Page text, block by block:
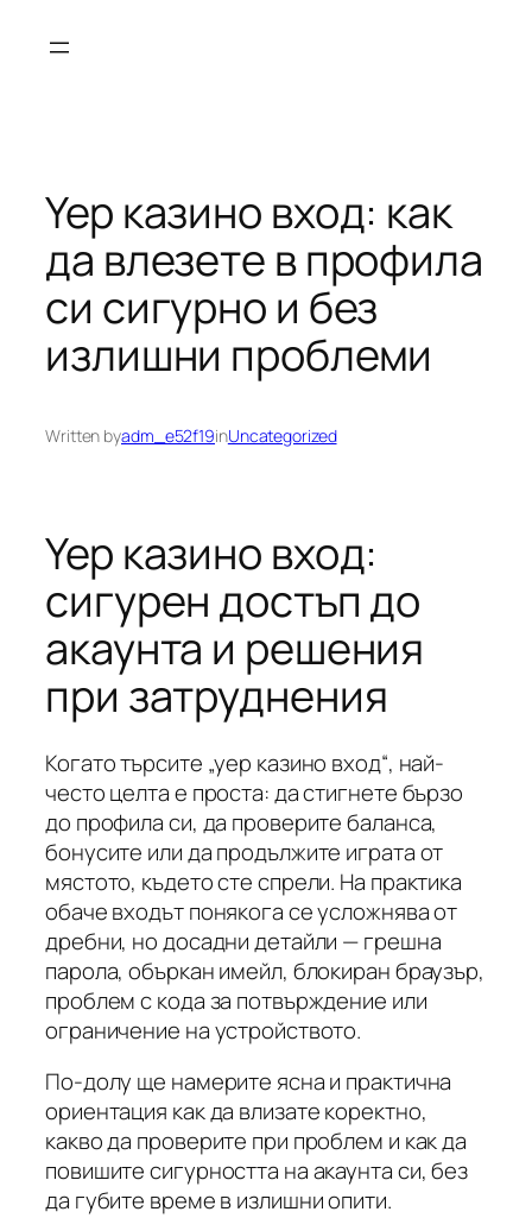
Yep казино вход: как
да влезете в профила
си сигурно и без
излишни проблеми
Written byadm_e52f19inUncategorized
Yep казино вход:
сигурен достъп до
акаунта и решения
при затруднения
Когато търсите „yep казино вход“, най-
често целта е проста: да стигнете бързо
до профила си, да проверите баланса,
бонусите или да продължите играта от
мястото, където сте спрели. На практика
обаче входът понякога се усложнява от
дребни, но досадни детайли — грешна
парола, объркан имейл, блокиран браузър,
проблем с кода за потвърждение или
ограничение на устройството.
По-долу ще намерите ясна и практична
ориентация как да влизате коректно,
какво да проверите при проблем и как да
повишите сигурността на акаунта си, без
да губите време в излишни опити.